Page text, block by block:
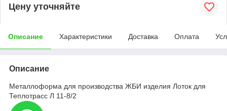
Цену уточняйте
Описание Характеристики Доставка Оплата
Описание
Металлоформа для производства ЖБИ изделия Лоток для
Теплотрасс Л 11-8/2